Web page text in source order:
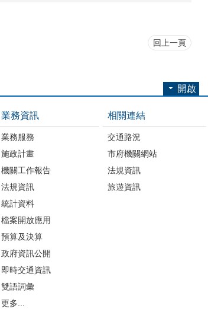
回上一頁
開啟
業務資訊
業務服務
施政計畫
機關工作報告
法規資訊
統計資料
檔案開放應用
預算及決算
政府資訊公開
即時交通資訊
雙語詞彙
更多...
相關連結
交通路況
市府機關網站
法規資訊
旅遊資訊